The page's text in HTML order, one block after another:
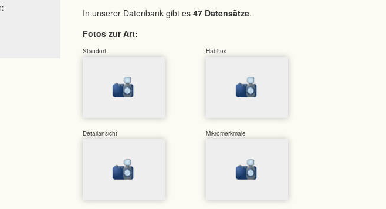
In unserer Datenbank gibt es 47 Datensätze.
Fotos zur Art:
Standort Habitus
Detailansicht Mikromerkmale